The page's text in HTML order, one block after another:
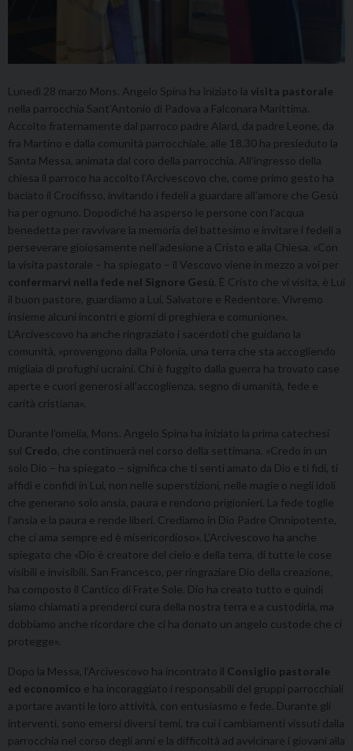
Lunedì 28 marzo Mons. Angelo Spina ha iniziato la visita pastorale
nella parrocchia Sant’Antonio di Padova a Falconara Marittima.
Accolto fraternamente dal parroco padre Alard, da padre Leone, da
fra Martino e dalla comunità parrocchiale, alle 18.30 ha presieduto la
Santa Messa, animata dal coro della parrocchia. All’ingresso della
chiesa il parroco ha accolto l’Arcivescovo che, come primo gesto ha
baciato il Crocifisso, invitando i fedeli a guardare all’amore che Gesù
ha per ognuno. Dopodiché ha asperso le persone con l’acqua
benedetta per ravvivare la memoria del battesimo e invitare i fedeli a
perseverare gioiosamente nell’adesione a Cristo e alla Chiesa. «Con
la visita pastorale – ha spiegato – il Vescovo viene in mezzo a voi per
confermarvi nella fede nel Signore Gesù . È Cristo che vi visita, è Lui
il buon pastore, guardiamo a Lui, Salvatore e Redentore. Vivremo
insieme alcuni incontri e giorni di preghiera e comunione».
L’Arcivescovo ha anche ringraziato i sacerdoti che guidano la
comunità, «provengono dalla Polonia, una terra che sta accogliendo
migliaia di profughi ucraini. Chi è fuggito dalla guerra ha trovato case
aperte e cuori generosi all’accoglienza, segno di umanità, fede e
carità cristiana».
Durante l’omelia, Mons. Angelo Spina ha iniziato la prima catechesi
sul Credo , che continuerà nel corso della settimana. «Credo in un
solo Dio – ha spiegato – significa che ti senti amato da Dio e ti fidi, ti
affidi e confidi in Lui, non nelle superstizioni, nelle magie o negli idoli
che generano solo ansia, paura e rendono prigionieri. La fede toglie
l’ansia e la paura e rende liberi. Crediamo in Dio Padre Onnipotente,
che ci ama sempre ed è misericordioso». L’Arcivescovo ha anche
spiegato che «Dio è creatore del cielo e della terra, di tutte le cose
visibili e invisibili. San Francesco, per ringraziare Dio della creazione,
ha composto il Cantico di Frate Sole. Dio ha creato tutto e quindi
siamo chiamati a prenderci cura della nostra terra e a custodirla, ma
dobbiamo anche ricordare che ci ha donato un angelo custode che ci
protegge».
Dopo la Messa, l’Arcivescovo ha incontrato il Consiglio pastorale
ed economico e ha incoraggiato i responsabili del gruppi parrocchiali
a portare avanti le loro attività, con entusiasmo e fede. Durante gli
interventi, sono emersi diversi temi, tra cui i cambiamenti vissuti dalla
parrocchia nel corso degli anni e la difficoltà ad avvicinare i giovani alla